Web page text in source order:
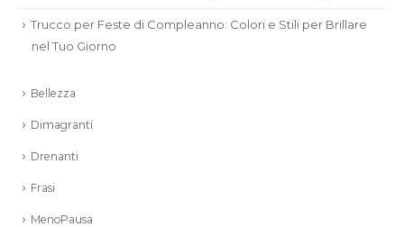
Trucco per Feste di Compleanno: Colori e Stili per Brillare
nel Tuo Giorno
Bellezza
Dimagranti
Drenanti
Frasi
MenoPausa